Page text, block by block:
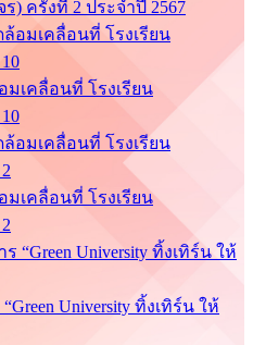
ร) ครั้งที่ 2 ประจำปี 2567
มเคลื่อนที่ โรงเรียน
มเคลื่อนที่ โรงเรียน
University ทิ้งเทิร์น ให้